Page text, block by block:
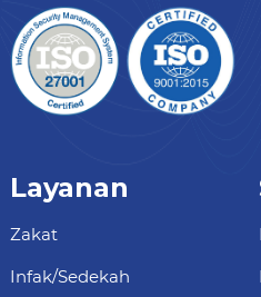
Layanan
Zakat
Infak/Sedekah